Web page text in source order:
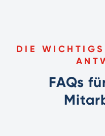
DIE
FAQs